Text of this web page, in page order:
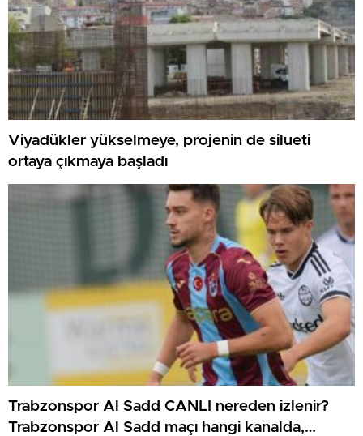
Viyadükler yükselmeye, projenin de silueti
ortaya çıkmaya başladı
Trabzonspor Al Sadd CANLI nereden izlenir?
Trabzonspor Al Sadd maçı hangi kanalda,